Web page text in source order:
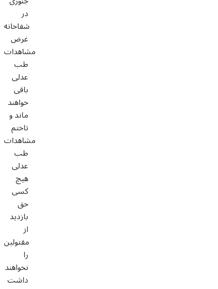
در
شفاخانه
غرض
مشاهدات
طب
عدلی
باقی
خواهند
ماند و
تاختم
مشاهدات
طب
عدلی
هیچ
کسی
حق
بازدید
از
مقتولین
را
نخواهند
داشت